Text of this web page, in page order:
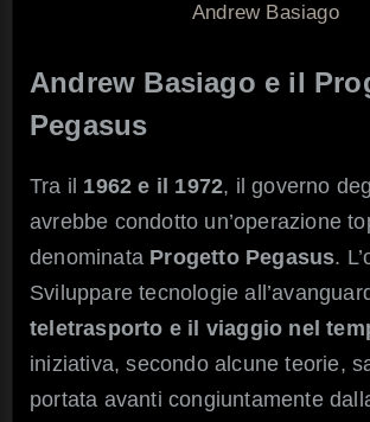
Andrew Basiago
Andrew Basiago e il
Pegasus
Tra il 1962 e il 1972, il governo
avrebbe condotto un’operazione
denominata Progetto Pegasus.
Sviluppare tecnologie
teletrasporto e il viaggio nel
iniziativa, secondo alcune teorie,
portata avanti congiuntamente